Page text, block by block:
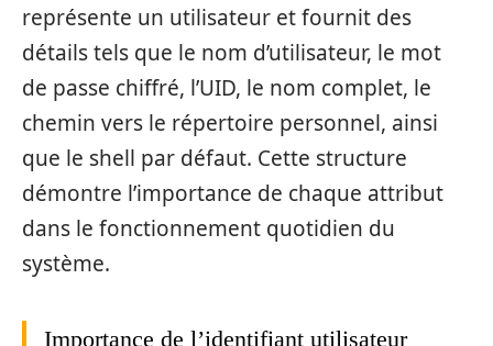
représente un utilisateur et fournit des
détails tels que le nom d’utilisateur, le mot
de passe chiffré, l’UID, le nom complet, le
chemin vers le répertoire personnel, ainsi
que le shell par défaut. Cette structure
démontre l’importance de chaque attribut
dans le fonctionnement quotidien du
système.
Importance de l’identifiant utilisateur